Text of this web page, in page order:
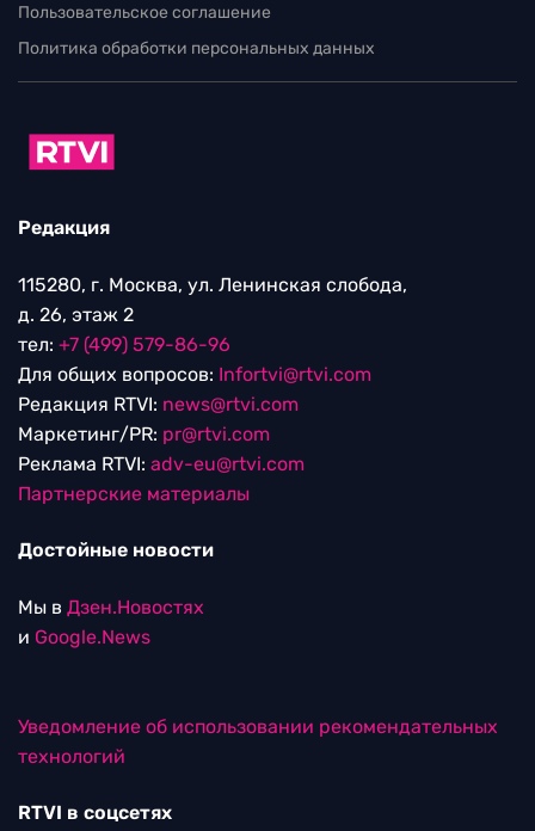
Пользовательское соглашение
Политика обработки персональных данных
Редакция
115280, г. Москва, ул. Ленинская слобода,
д. 26, этаж 2
тел: +7 (499) 579-86-96
Для общих вопросов: Infortvi@rtvi.com
Редакция RTVI: news@rtvi.com
Маркетинг/PR: pr@rtvi.com
Реклама RTVI: adv-eu@rtvi.com
Партнерские материалы
Достойные новости
Мы в Дзен.Новостях
и Google.News
Уведомление об использовании рекомендательных
технологий
RTVI в соцсетях